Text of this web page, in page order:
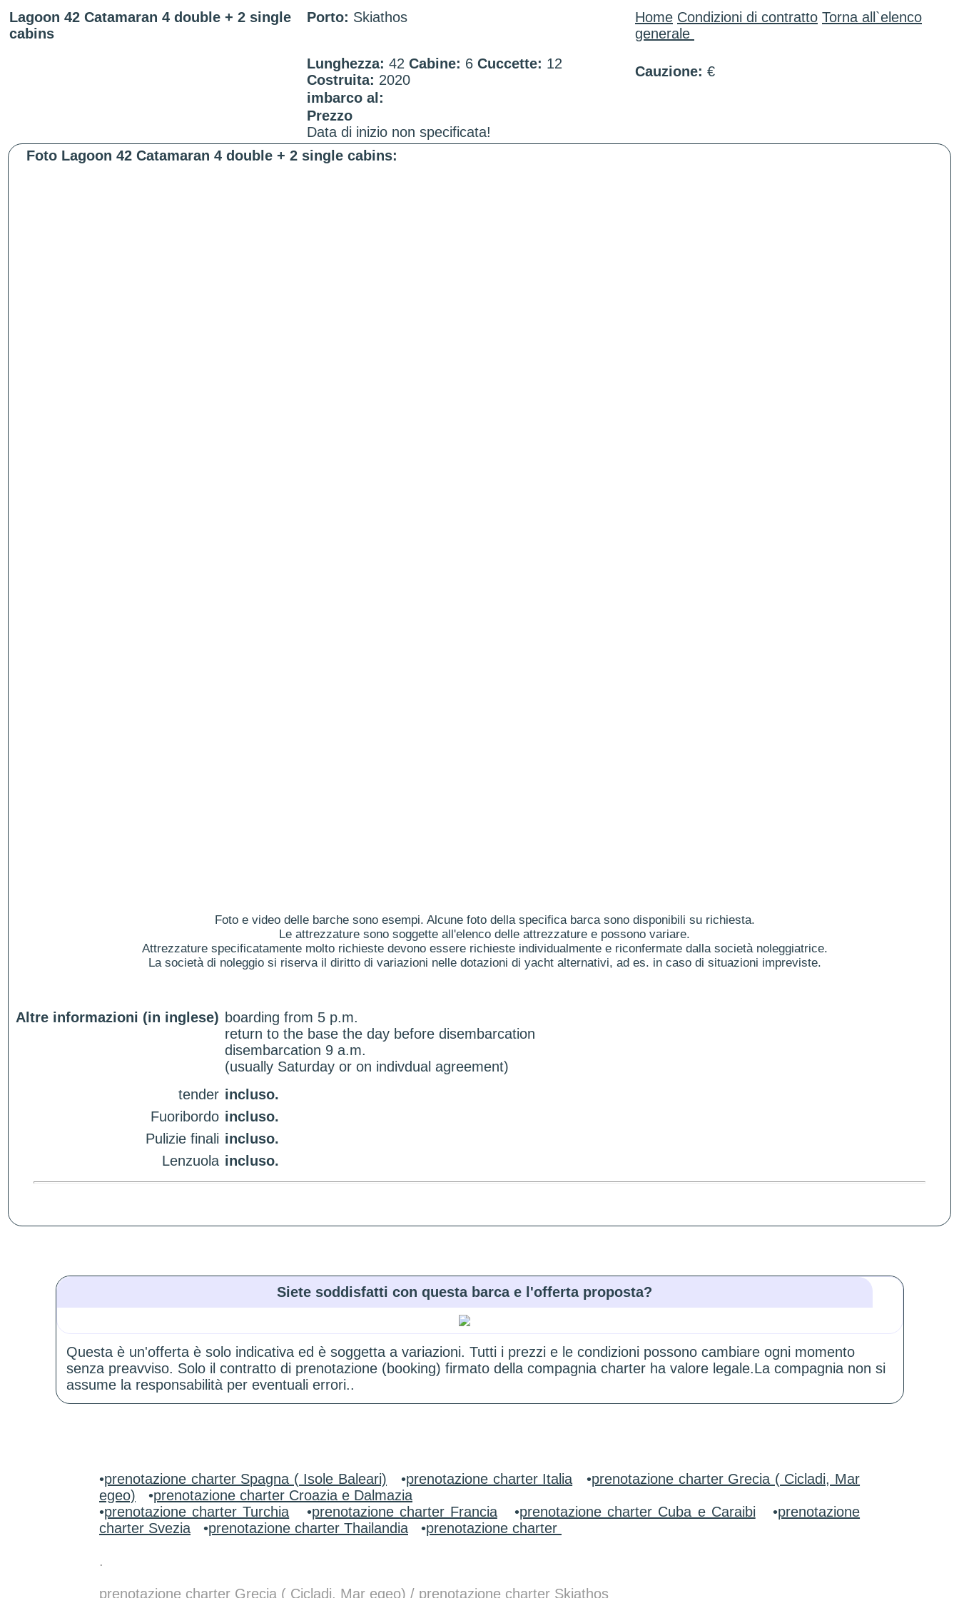
Lagoon 42 Catamaran 4 double + 2 single
cabins
Porto: Skiathos Home Condizioni di contratto Torna all`elenco
generale
Lunghezza: 42 Cabine: 6 Cuccette: 12
Costruita: 2020
Cauzione: €
imbarco al:
Prezzo
Data di inizio non specificata!
Foto Lagoon 42 Catamaran 4 double + 2 single cabins:
Foto e video delle barche sono esempi. Alcune foto della specifica barca sono disponibili su richiesta.
Le attrezzature sono soggette all'elenco delle attrezzature e possono variare.
Attrezzature specificatamente molto richieste devono essere richieste individualmente e riconfermate dalla società noleggiatrice.
La società di noleggio si riserva il diritto di variazioni nelle dotazioni di yacht alternativi, ad es. in caso di situazioni impreviste.
Altre informazioni (in inglese) boarding from 5 p.m.
return to the base the day before disembarcation
disembarcation 9 a.m.
(usually Saturday or on indivdual agreement)
tender incluso.
Fuoribordo incluso.
Pulizie finali incluso.
Lenzuola incluso.
Siete soddisfatti con questa barca e l'offerta proposta?
Questa è un'offerta è solo indicativa ed è soggetta a variazioni. Tutti i prezzi e le condizioni possono cambiare ogni momento
senza preavviso. Solo il contratto di prenotazione (booking) firmato della compagnia charter ha valore legale.La compagnia non si
assume la responsabilità per eventuali errori..
•prenotazione charter Spagna ( Isole Baleari) •prenotazione charter Italia •prenotazione charter Grecia ( Cicladi, Mar
egeo) •prenotazione charter Croazia e Dalmazia
•prenotazione charter Turchia •prenotazione charter Francia•prenotazione charter Cuba e Caraibi •prenotazione
charter Svezia •prenotazione charter Thailandia •prenotazione charter
.
prenotazione charter Grecia ( Cicladi, Mar egeo) / prenotazione charter Skiathos